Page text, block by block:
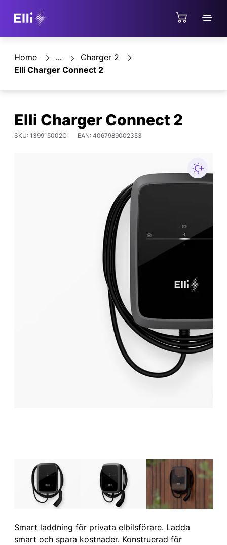
Home ShopCharger 2
Elli Charger Connect 2
Elli Charger Connect 2
SKU: 139915002C EAN: 4067989002353
Smart laddning för privata elbilsförare. Ladda
smart och spara kostnader. Konstruerad för